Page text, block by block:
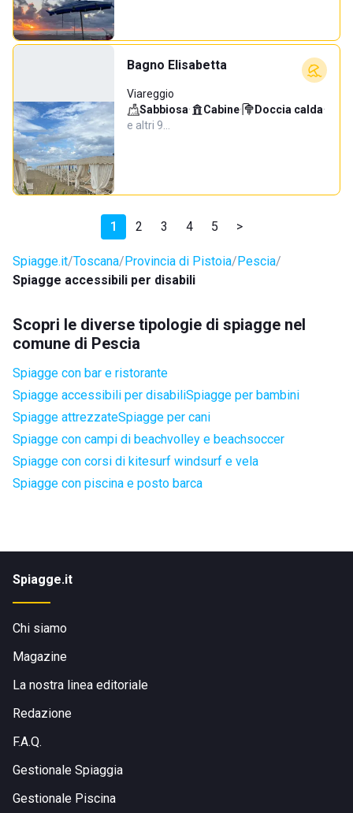
Bagno Elisabetta
Viareggio
Sabbiosa· Cabine· Doccia calda·
e altri 9…
1 2 3 4 5 >
Spiagge.it Toscana Provincia di Pistoia Pescia
Spiagge accessibili per disabili
Scopri le diverse tipologie di spiagge nel
comune di Pescia
Spiagge con bar e ristorante
Spiagge accessibili per disabiliSpiagge per bambini
Spiagge attrezzateSpiagge per cani
Spiagge con campi di beachvolley e beachsoccer
Spiagge con corsi di kitesurf windsurf e vela
Spiagge con piscina e posto barca
Spiagge.it
Chi siamo
Magazine
La nostra linea editoriale
Redazione
F.A.Q.
Gestionale Spiaggia
Gestionale Piscina